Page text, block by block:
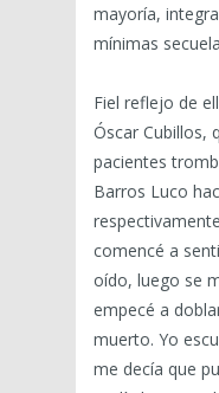
mayoría,
mínimas
Fiel reflejo de
Óscar Cubillos,
pacientes
Barros Luco
comencé a
oído, luego se
empecé a
muerto. Yo
me decía que